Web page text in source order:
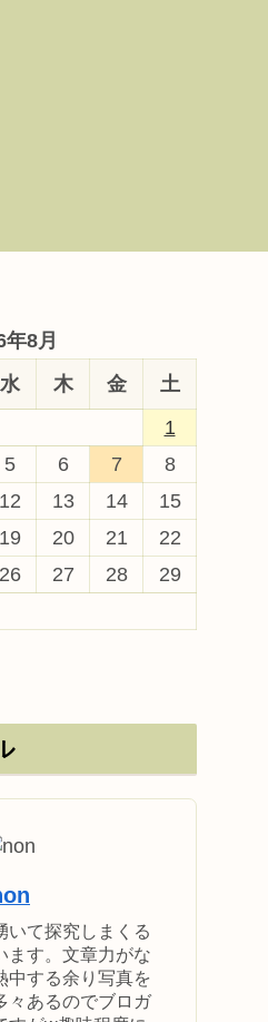
8月
水 木 金
土
1
5 6 7
8
12 13 14
15
19 20 21
22
26 27 28
29
いて探究しまくる
ます。文章力がな
中する余り写真を
々あるのでブロガ